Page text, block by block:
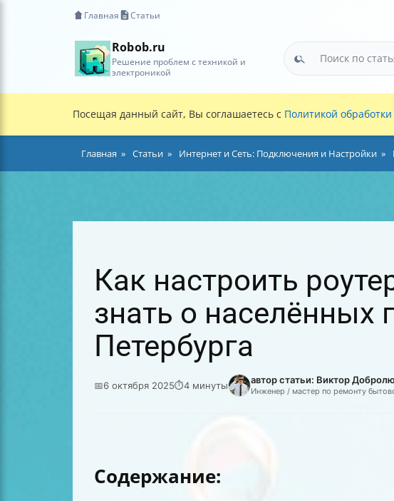
Главная Статьи
Robob.ru
Решение проблем с техникой и
электроникой
Посещая данный сайт, Вы соглашаетесь с Политикой
Главная Статьи Интернет и Сеть: Подключения и Настройки
Как настроить
знать о населённых
Петербурга
📅6 октября 2025⏱4 минуты автор статьи: Виктор
Инженер / мастер по ремонту
Содержание: